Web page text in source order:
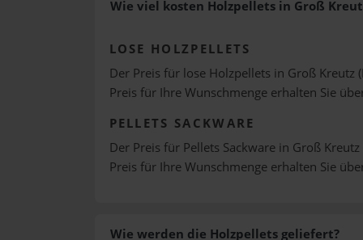
Wie viel kosten Holzpellets in Groß
LOSE HOLZPELLETS
Der Preis für lose Holzpellets in Groß Kreutz
Preis für Ihre Wunschmenge erhalten Sie
PELLETS SACKWARE
Der Preis für Pellets Sackware in Groß
Preis für Ihre Wunschmenge erhalten Sie
Wie werden die Holzpellets geliefert?